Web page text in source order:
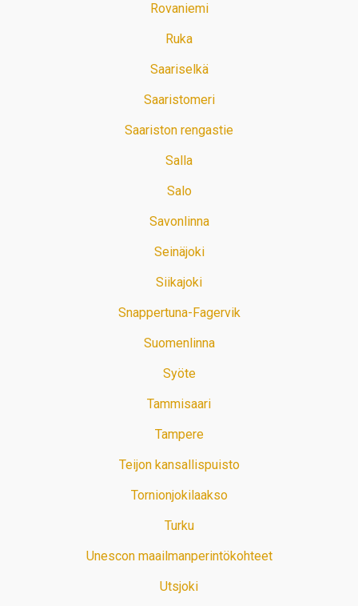
Rovaniemi
Ruka
Saariselkä
Saaristomeri
Saariston rengastie
Salla
Salo
Savonlinna
Seinäjoki
Siikajoki
Snappertuna-Fagervik
Suomenlinna
Syöte
Tammisaari
Tampere
Teijon kansallispuisto
Tornionjokilaakso
Turku
Unescon maailmanperintökohteet
Utsjoki